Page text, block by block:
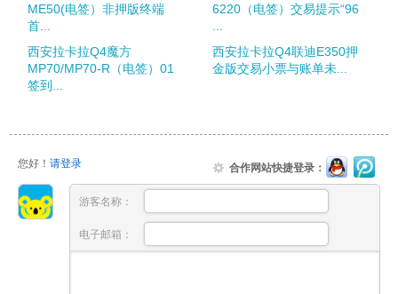
ME50(电签）非押版终端
首...
6220（电签）交易提示“96
西安拉卡拉Q4魔方
MP70/MP70-R（电签）01
签到...
西安拉卡拉Q4联迪E350押
金版交易小票与账单未...
您好！ 请登录 合作网站快捷登录：
游客名称：
电子邮箱：